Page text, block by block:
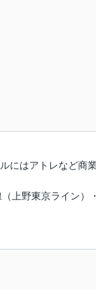
にはアトレなど商
上野東京ライン）